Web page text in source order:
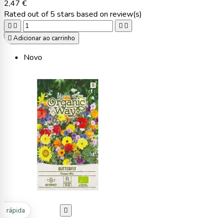
2,47 €
Rated out of 5 stars based on review(s)
   
 Adicionar ao carrinho
Novo
rápida 